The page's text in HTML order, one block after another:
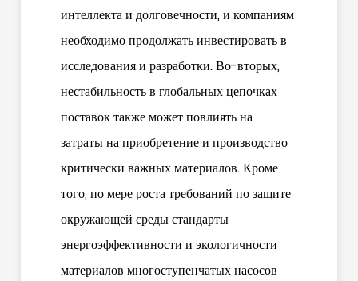
интеллекта и долговечности, и компаниям
необходимо продолжать инвестировать в
исследования и разработки. Во-вторых,
нестабильность в глобальных цепочках
поставок также может повлиять на
затраты на приобретение и производство
критически важных материалов. Кроме
того, по мере роста требований по защите
окружающей среды стандарты
энергоэффективности и экологичности
материалов многоступенчатых насосов